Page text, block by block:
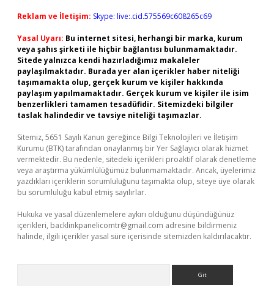
Reklam ve İletişim: Skype: live:.cid.575569c608265c69
Yasal Uyarı: Bu internet sitesi, herhangi bir marka, kurum
veya şahıs şirketi ile hiçbir bağlantısı bulunmamaktadır.
Sitede yalnızca kendi hazırladığımız makaleler
paylaşılmaktadır. Burada yer alan içerikler haber niteliği
taşımamakta olup, gerçek kurum ve kişiler hakkında
paylaşım yapılmamaktadır. Gerçek kurum ve kişiler ile isim
benzerlikleri tamamen tesadüfidir. Sitemizdeki bilgiler
taslak halindedir ve tavsiye niteliği taşımazlar.
Sitemiz, 5651 Sayılı Kanun gereğince Bilgi Teknolojileri ve İletişim
Kurumu (BTK) tarafından onaylanmış bir Yer Sağlayıcı olarak hizmet
vermektedir. Bu nedenle, sitedeki içerikleri proaktif olarak denetleme
veya araştırma yükümlülüğümüz bulunmamaktadır. Ancak, üyelerimiz
yazdıkları içeriklerin sorumluluğunu taşımakta olup, siteye üye olarak
bu sorumluluğu kabul etmiş sayılırlar.
Hukuka ve yasal düzenlemelere aykırı olduğunu düşündüğünüz
içerikleri, backlinkpanelicomtr@gmail.com adresine bildirmeniz
halinde, ilgili içerikler yasal süre içerisinde sitemizden kaldırılacaktır.